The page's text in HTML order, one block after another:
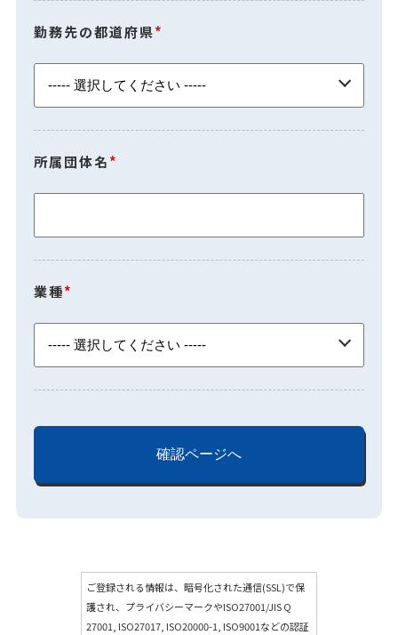
勤務先の都道府県*
所属団体名*
業種*
ご登録される情報は、暗号化された通信(SSL)で保
護され、プライバシーマークやISO27001/JIS Q
27001, ISO27017, ISO20000-1, ISO9001などの認証